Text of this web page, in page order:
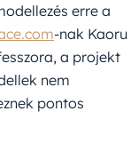
erre a
-nak Kaoru
a projekt
nem
pontos